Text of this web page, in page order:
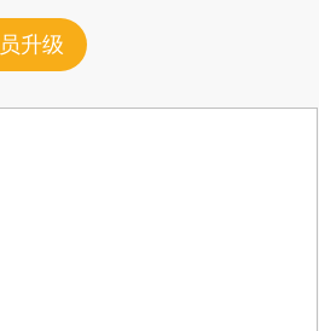
升级